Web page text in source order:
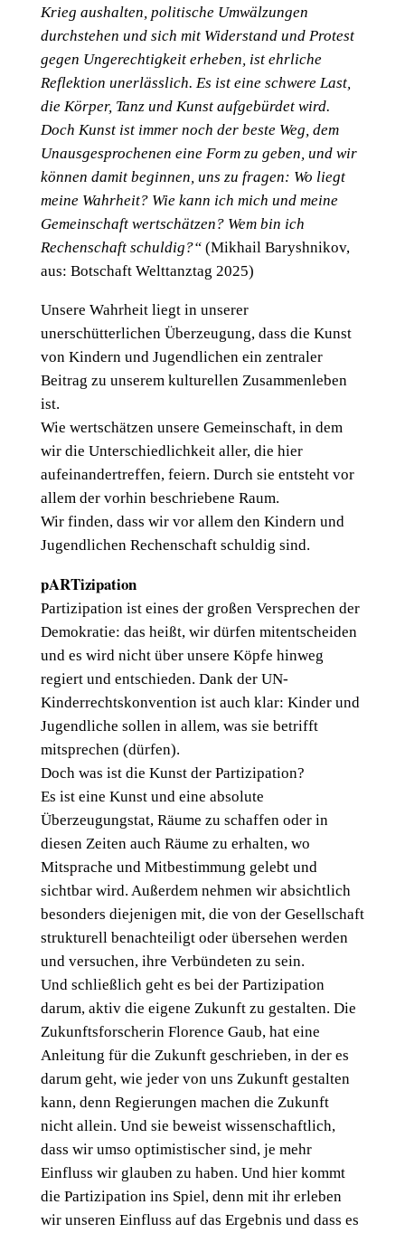
Krieg aushalten, politische Umwälzungen
durchstehen und sich mit Widerstand und Protest
gegen Ungerechtigkeit erheben, ist ehrliche
Reflektion unerlässlich. Es ist eine schwere Last,
die Körper, Tanz und Kunst aufgebürdet wird.
Doch Kunst ist immer noch der beste Weg, dem
Unausgesprochenen eine Form zu geben, und wir
können damit beginnen, uns zu fragen: Wo liegt
meine Wahrheit? Wie kann ich mich und meine
Gemeinschaft wertschätzen? Wem bin ich
Rechenschaft schuldig?“(Mikhail Baryshnikov,
aus: Botschaft Welttanztag 2025)
Unsere Wahrheit liegt in unserer
unerschütterlichen Überzeugung, dass die Kunst
von Kindern und Jugendlichen ein zentraler
Beitrag zu unserem kulturellen Zusammenleben
ist.
Wie wertschätzen unsere Gemeinschaft, in dem
wir die Unterschiedlichkeit aller, die hier
aufeinandertreffen, feiern. Durch sie entsteht vor
allem der vorhin beschriebene Raum.
Wir finden, dass wir vor allem den Kindern und
Jugendlichen Rechenschaft schuldig sind.
pARTizipation
Partizipation ist eines der großen Versprechen der
Demokratie: das heißt, wir dürfen mitentscheiden
und es wird nicht über unsere Köpfe hinweg
regiert und entschieden. Dank der UN-
Kinderrechtskonvention ist auch klar: Kinder und
Jugendliche sollen in allem, was sie betrifft
mitsprechen (dürfen).
Doch was ist die Kunst der Partizipation?
Es ist eine Kunst und eine absolute
Überzeugungstat, Räume zu schaffen oder in
diesen Zeiten auch Räume zu erhalten, wo
Mitsprache und Mitbestimmung gelebt und
sichtbar wird. Außerdem nehmen wir absichtlich
besonders diejenigen mit, die von der Gesellschaft
strukturell benachteiligt oder übersehen werden
und versuchen, ihre Verbündeten zu sein.
Und schließlich geht es bei der Partizipation
darum, aktiv die eigene Zukunft zu gestalten. Die
Zukunftsforscherin Florence Gaub, hat eine
Anleitung für die Zukunft geschrieben, in der es
darum geht, wie jeder von uns Zukunft gestalten
kann, denn Regierungen machen die Zukunft
nicht allein. Und sie beweist wissenschaftlich,
dass wir umso optimistischer sind, je mehr
Einfluss wir glauben zu haben. Und hier kommt
die Partizipation ins Spiel, denn mit ihr erleben
wir unseren Einfluss auf das Ergebnis und dass es